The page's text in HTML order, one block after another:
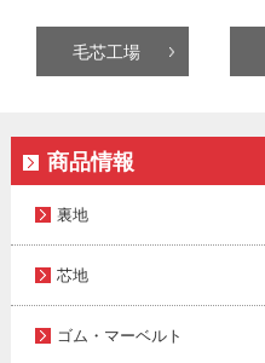
毛芯工場
商品情報
裏地
芯地
ゴム・マーベルト